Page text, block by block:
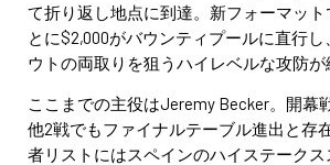
て折り返し地点に到達。新フォーマット
とに$2,000がバウンティプールに直行
ウトの両取りを狙うハイレベルな攻防が
ここまでの主役はJeremy Becker。開幕
他2戦でもファイナルテーブル進出と存
者リストにはスペインのハイステークス